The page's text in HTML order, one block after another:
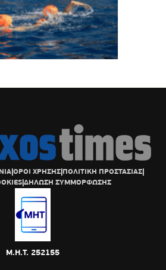
|ΟΡΟΙ ΧΡΗΣΗΣ|ΠΟΛΙΤΙΚΗ ΠΡΟΣΤΑΣΙΑΣ|
|ΔΗΛΩΣΗ ΣΥΜΜΟΡΦΩΣΗΣ
Μ.Η.Τ. 252155